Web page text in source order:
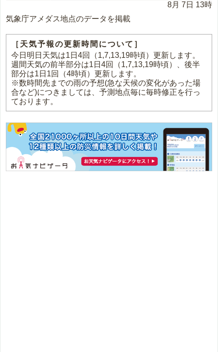
8月 7日 13時
気象庁アメダス地点のデータを掲載
［天気予報の更新時間について］
今日明日天気は1日4回（1,7,13,19時頃）更新します。
週間天気の前半部分は1日4回（1,7,13,19時頃）、後半
部分は1日1回（4時頃）更新します。
※数時間先までの雨の予想(急な天候の変化があった場
合など)につきましては、予測地点毎に毎時修正を行っ
ております。